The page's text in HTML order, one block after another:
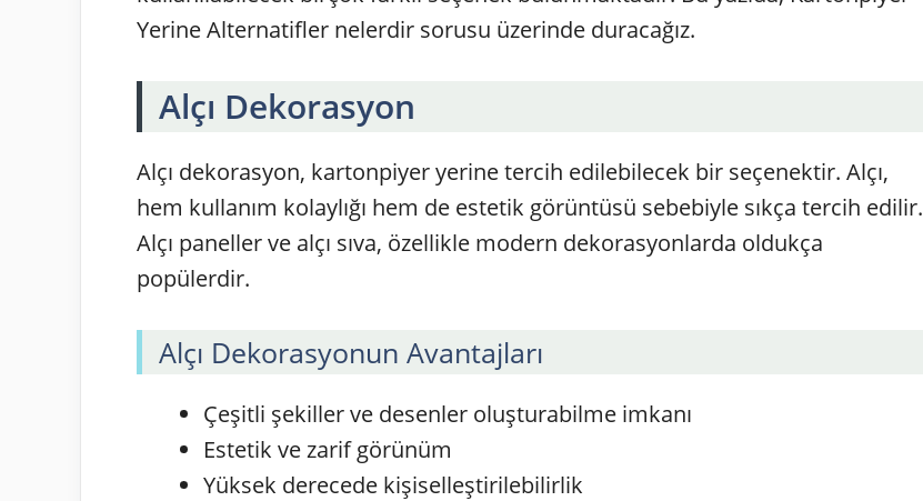
Yerine Alternatifler nelerdir sorusu üzerinde duracağız.
Alçı Dekorasyon
Alçı dekorasyon, kartonpiyer yerine tercih edilebilecek bir seçenektir. Alçı,
hem kullanım kolaylığı hem de estetik görüntüsü sebebiyle sıkça tercih edilir.
Alçı paneller ve alçı sıva, özellikle modern dekorasyonlarda oldukça
popülerdir.
Alçı Dekorasyonun Avantajları
Çeşitli şekiller ve desenler oluşturabilme imkanı
Estetik ve zarif görünüm
Yüksek derecede kişiselleştirilebilirlik